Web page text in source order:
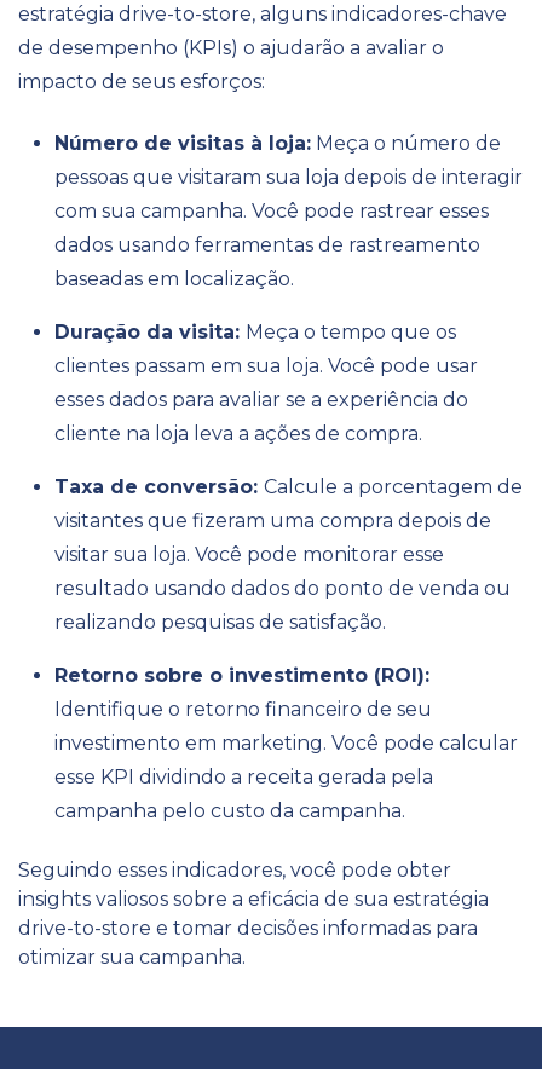
estratégia drive-to-store, alguns indicadores-chave
de desempenho (KPIs) o ajudarão a avaliar o
impacto de seus esforços:
Número de visitas à loja: Meça o número de
pessoas que visitaram sua loja depois de interagir
com sua campanha. Você pode rastrear esses
dados usando ferramentas de rastreamento
baseadas em localização.
Duração da visita: Meça o tempo que os
clientes passam em sua loja. Você pode usar
esses dados para avaliar se a experiência do
cliente na loja leva a ações de compra.
Taxa de conversão: Calcule a porcentagem de
visitantes que fizeram uma compra depois de
visitar sua loja. Você pode monitorar esse
resultado usando dados do ponto de venda ou
realizando pesquisas de satisfação.
Retorno sobre o investimento (ROI):
Identifique o retorno financeiro de seu
investimento em marketing. Você pode calcular
esse KPI dividindo a receita gerada pela
campanha pelo custo da campanha.
Seguindo esses indicadores, você pode obter
insights valiosos sobre a eficácia de sua estratégia
drive-to-store e tomar decisões informadas para
otimizar sua campanha.